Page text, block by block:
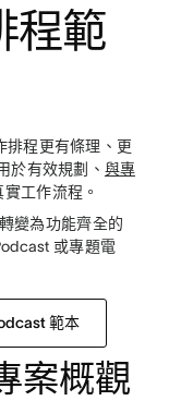
程範
排程更有條理、更
於有效規劃、 與專
工作流程。
變為功能齊全的
或專題電
範本
案概觀